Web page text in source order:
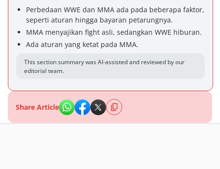
Perbedaan WWE dan MMA ada pada beberapa faktor,
seperti aturan hingga bayaran petarungnya.
MMA menyajikan fight asli, sedangkan WWE hiburan.
Ada aturan yang ketat pada MMA.
This section summary was AI-assisted and reviewed by our
editorial team.
Share Article